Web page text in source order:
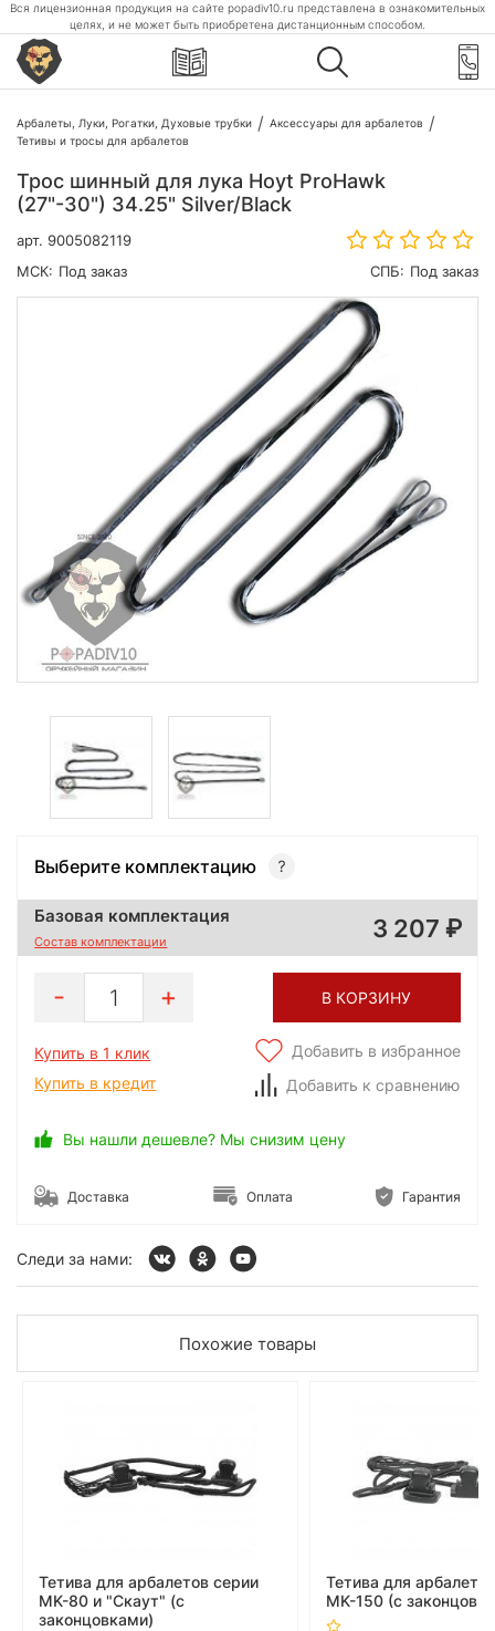
Вся лицензионная продукция на сайте popadiv10.ru представлена в ознакомительных
целях, и не может быть приобретена дистанционным способом.
Арбалеты, Луки, Рогатки, Духовые трубки
Аксессуары для арбалетов
Тетивы и тросы для арбалетов
Трос шинный для лука Hoyt ProHawk
(27"-30") 34.25" Silver/Black
арт. 9005082119
МСК: Под заказ СПБ: Под заказ
Выберите комплектацию
Базовая комплектация
Состав комплектации 3 207
1 В КОРЗИНУ
Купить в 1 клик
Купить в кредит
Добавить в избранное
Добавить к сравнению
Вы нашли дешевле? Мы снизим цену
Доставка Оплата Гарантия
Следи за нами:
Похожие товары
Тетива для арбалетов серии
MK-80 и "Скаут" (с
законцовками)
Тетива для
MK-150 (с